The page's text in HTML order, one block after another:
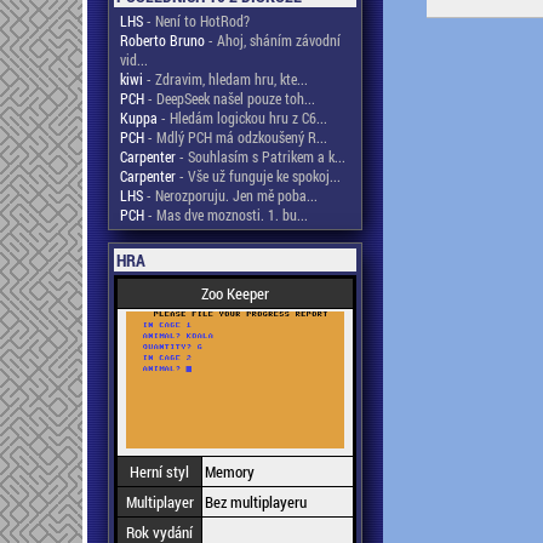
LHS- Není to HotRod?
Roberto Bruno- Ahoj, sháním závodní
vid...
kiwi - Zdravim, hledam hru, kte...
PCH- DeepSeek našel pouze toh...
Kuppa - Hledám logickou hru z C6...
PCH- Mdlý PCH má odzkoušený R...
Carpenter- Souhlasím s Patrikem a k...
Carpenter- Vše už funguje ke spokoj...
LHS- Nerozporuju. Jen mě poba...
PCH- Mas dve moznosti. 1. bu...
HRA
Zoo Keeper
Herní styl
Memory
Multiplayer Bez multiplayeru
Rok vydání